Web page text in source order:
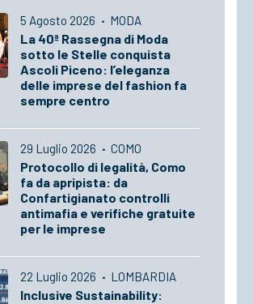
5 Agosto 2026 · MODA
La 40ª Rassegna di Moda
sotto le Stelle conquista
Ascoli Piceno: l’eleganza
delle imprese del fashion fa
sempre centro
29 Luglio 2026 · COMO
Protocollo di legalità, Como
fa da apripista: da
Confartigianato controlli
antimafia e verifiche gratuite
per le imprese
22 Luglio 2026 · LOMBARDIA
Inclusive Sustainability: